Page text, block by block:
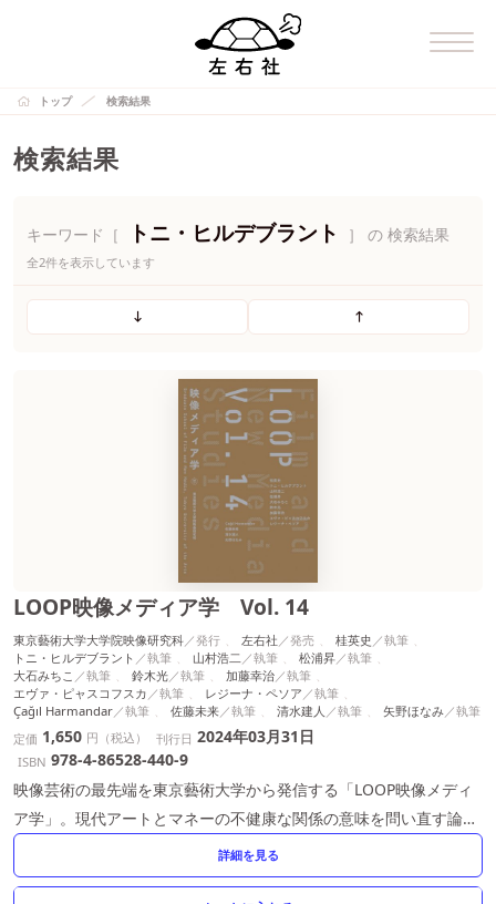
トップ 検索結果
検索結果
キーワード［ トニ・ヒルデブラント ］ の 検索結果
全2件を表示しています
LOOP映像メディア学 Vol. 14
東京藝術大学大学院映像研究科 左右社
桂英史
トニ・ヒルデブラント
山村浩二
松浦昇
大石みちこ
鈴木光
加藤幸治
エヴァ・ピャスコフスカ
レジーナ・ペソア
Çağıl Harmandar
佐藤未来 清水建人
矢野ほなみ
定価 1,650 円（税込） 刊行日 2024年03月31日
ISBN 978-4-86528-440-9
映像芸術の最先端を東京藝術大学から発信する「LOOP映像メディ
ア学」。現代アートとマネーの不健康な関係の意味を問い直す論
考、最新のアニメーション論、映画論を収録した530ページ超最新
号
詳細を見る